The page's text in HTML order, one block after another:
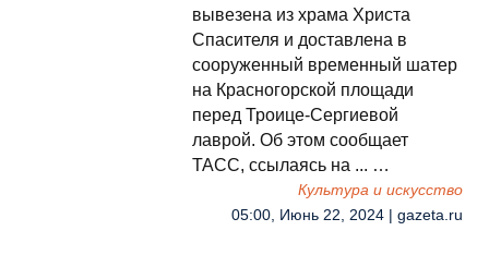
вывезена из храма Христа
Спасителя и доставлена в
сооруженный временный шатер
на Красногорской площади
перед Троице-Сергиевой
лаврой. Об этом сообщает
ТАСС, ссылаясь на ... …
Культура и искусство
05:00, Июнь 22, 2024 | gazeta.ru